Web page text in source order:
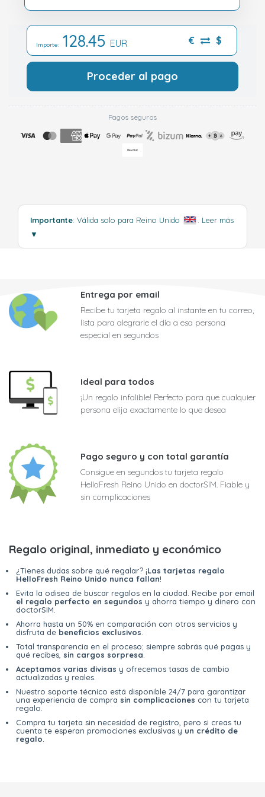
Importe: 128.45 EUR € $
Proceder al pago
Pagos seguros
Importante: Válida solo para Reino Unido
Leer más
▼
Entrega por email
Recibe tu tarjeta regalo al instante en tu correo,
lista para alegrarle el día a esa persona
especial en segundos
Ideal para todos
¡Un regalo infalible! Perfecto para que cualquier
persona elija exactamente lo que desea
Pago seguro y con total garantía
Consigue en segundos tu tarjeta regalo
HelloFresh Reino Unido en doctorSIM. Fiable y
sin complicaciones
Regalo original, inmediato y económico
¿Tienes dudas sobre qué regalar? ¡Las tarjetas regalo
HelloFresh Reino Unido nunca fallan!
Evita la odisea de buscar regalos en la ciudad. Recibe por email
el regalo perfecto en segundos y ahorra tiempo y dinero con
doctorSIM.
Ahorra hasta un 50% en comparación con otros servicios y
disfruta de beneficios exclusivos
Total transparencia en el proceso; siempre sabrás qué pagas y
qué recibes, sin cargos sorpresa
Aceptamos varias divisas y ofrecemos tasas de cambio
actualizadas y reales.
Nuestro soporte técnico está disponible 24/7 para garantizar
una experiencia de compra sin complicaciones con tu tarjeta
regalo.
Compra tu tarjeta sin necesidad de registro, pero si creas tu
cuenta te esperan promociones exclusivas y un crédito de
regalo